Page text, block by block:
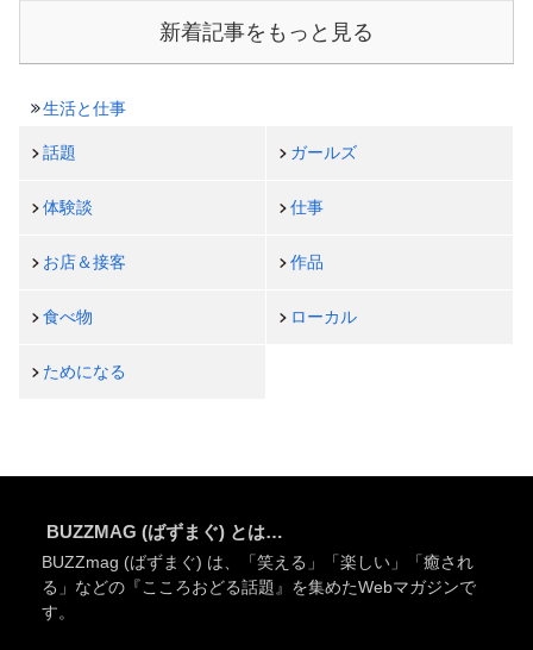
新着記事をもっと見る
生活と仕事
話題 ガールズ
体験談 仕事
お店＆接客 作品
食べ物 ローカル
ためになる
BUZZMAG (ばずまぐ) とは…
BUZZmag (ばずまぐ) は、「笑える」「楽しい」「癒され
る」などの『こころおどる話題』を集めたWebマガジンで
す。